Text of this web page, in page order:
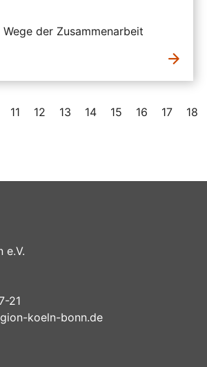
der Zusammenarbeit
11 12 13 14 15 16 17 18
e.V.
21
koeln-bonn.de